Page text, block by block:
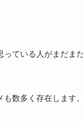
っている人がまだま
数多く存在します。